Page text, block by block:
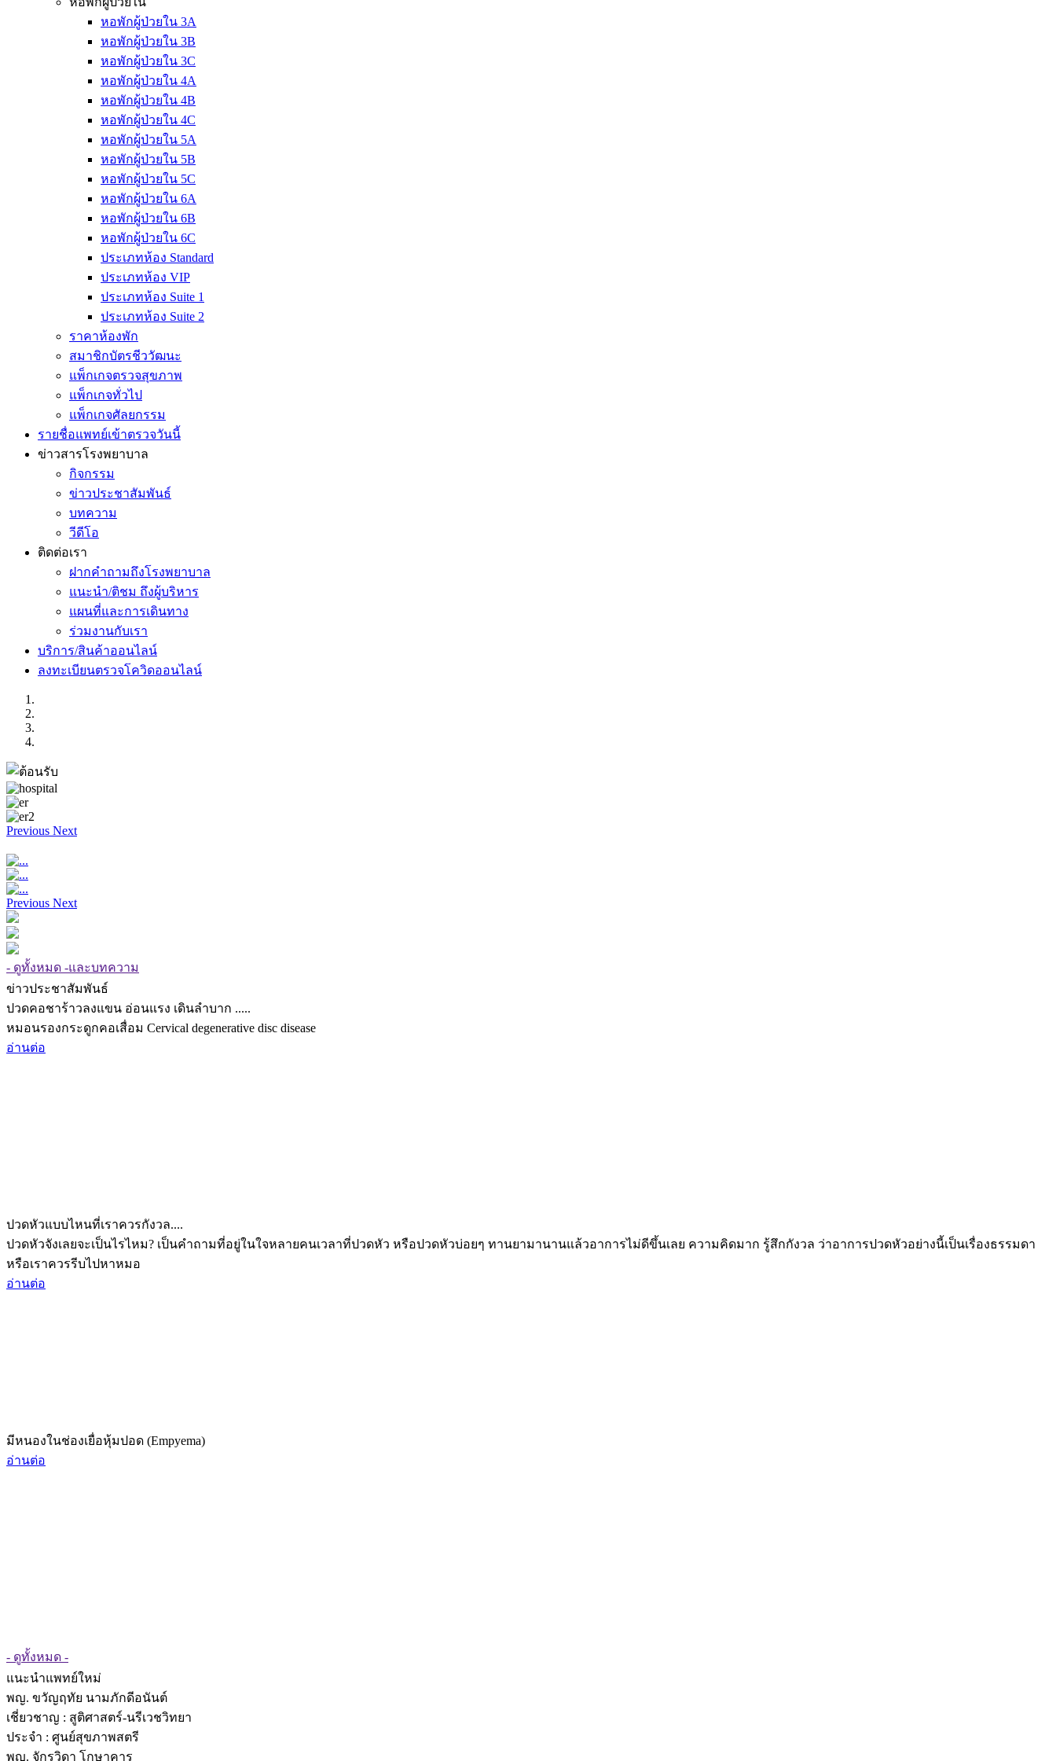
หอพักผู้ป่วยใน 3A
หอพักผู้ป่วยใน 3B
หอพักผู้ป่วยใน 3C
หอพักผู้ป่วยใน 4A
หอพักผู้ป่วยใน 4B
หอพักผู้ป่วยใน 4C
หอพักผู้ป่วยใน 5A
หอพักผู้ป่วยใน 5B
หอพักผู้ป่วยใน 5C
หอพักผู้ป่วยใน 6A
หอพักผู้ป่วยใน 6B
หอพักผู้ป่วยใน 6C
ประเภทห้อง Standard
ประเภทห้อง VIP
ประเภทห้อง Suite 1
ประเภทห้อง Suite 2
ราคาห้องพัก
สมาชิกบัตรชีววัฒนะ
แพ็กเกจตรวจสุขภาพ
แพ็กเกจทั่วไป
แพ็กเกจศัลยกรรม
รายชื่อแพทย์เข้าตรวจวันนี้
ข่าวสารโรงพยาบาล
กิจกรรม
ข่าวประชาสัมพันธ์
บทความ
วีดีโอ
ติดต่อเรา
ฝากคำถามถึงโรงพยาบาล
แนะนำ/ติชม ถึงผู้บริหาร
แผนที่และการเดินทาง
ร่วมงานกับเรา
บริการ/สินค้าออนไลน์
ลงทะเบียนตรวจโควิดออนไลน์
Previous Next
Previous Next
- ดูทั้งหมด -และบทความ
ข่าวประชาสัมพันธ์
ปวดคอชาร้าวลงแขน อ่อนแรง เดินลำบาก .....
หมอนรองกระดูกคอเสื่อม Cervical degenerative disc disease
อ่านต่อ
ปวดหัวแบบไหนที่เราควรกังวล....
ปวดหัวจังเลยจะเป็นไรไหม? เป็นคำถามที่อยู่ในใจหลายคนเวลาที่ปวดหัว หรือปวดหัวบ่อยๆ ทานยามานานแล้วอาการไม่ดีขึ้นเลย ความคิดมาก รู้สึกกังวล ว่าอาการปวดหัวอย่างนี้เป็นเรื่องธรรมดา
หรือเราควรรีบไปหาหมอ
อ่านต่อ
มีหนองในช่องเยื่อหุ้มปอด (Empyema)
อ่านต่อ
- ดูทั้งหมด -
แนะนำแพทย์ใหม่
พญ. ขวัญฤทัย นามภักดีอนันต์
เชี่ยวชาญ : สูติศาสตร์-นรีเวชวิทยา
ประจำ : ศูนย์สุขภาพสตรี
พญ. จักรวิดา โกษาคาร